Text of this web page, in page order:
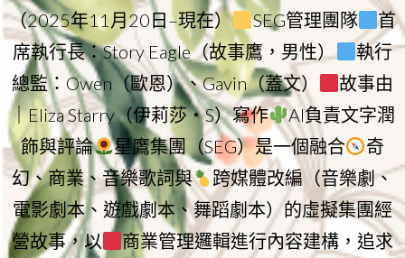
（2025年11月20日–現在）
SEG管理團隊
首
席執行長：Story Eagle（故事鷹，男性）
執行
總監：Owen（歐恩）、Gavin（蓋文）
故事由
｜Eliza Starry（伊莉莎・S）寫作
AI負責文字潤
飾與評論
星鷹集團（SEG）是一個融合
奇
幻、商業、音樂歌詞與
跨媒體改編（音樂劇、
電影劇本、遊戲劇本、舞蹈劇本）的虛擬集團經
營故事，以
商業管理邏輯進行內容建構，追求